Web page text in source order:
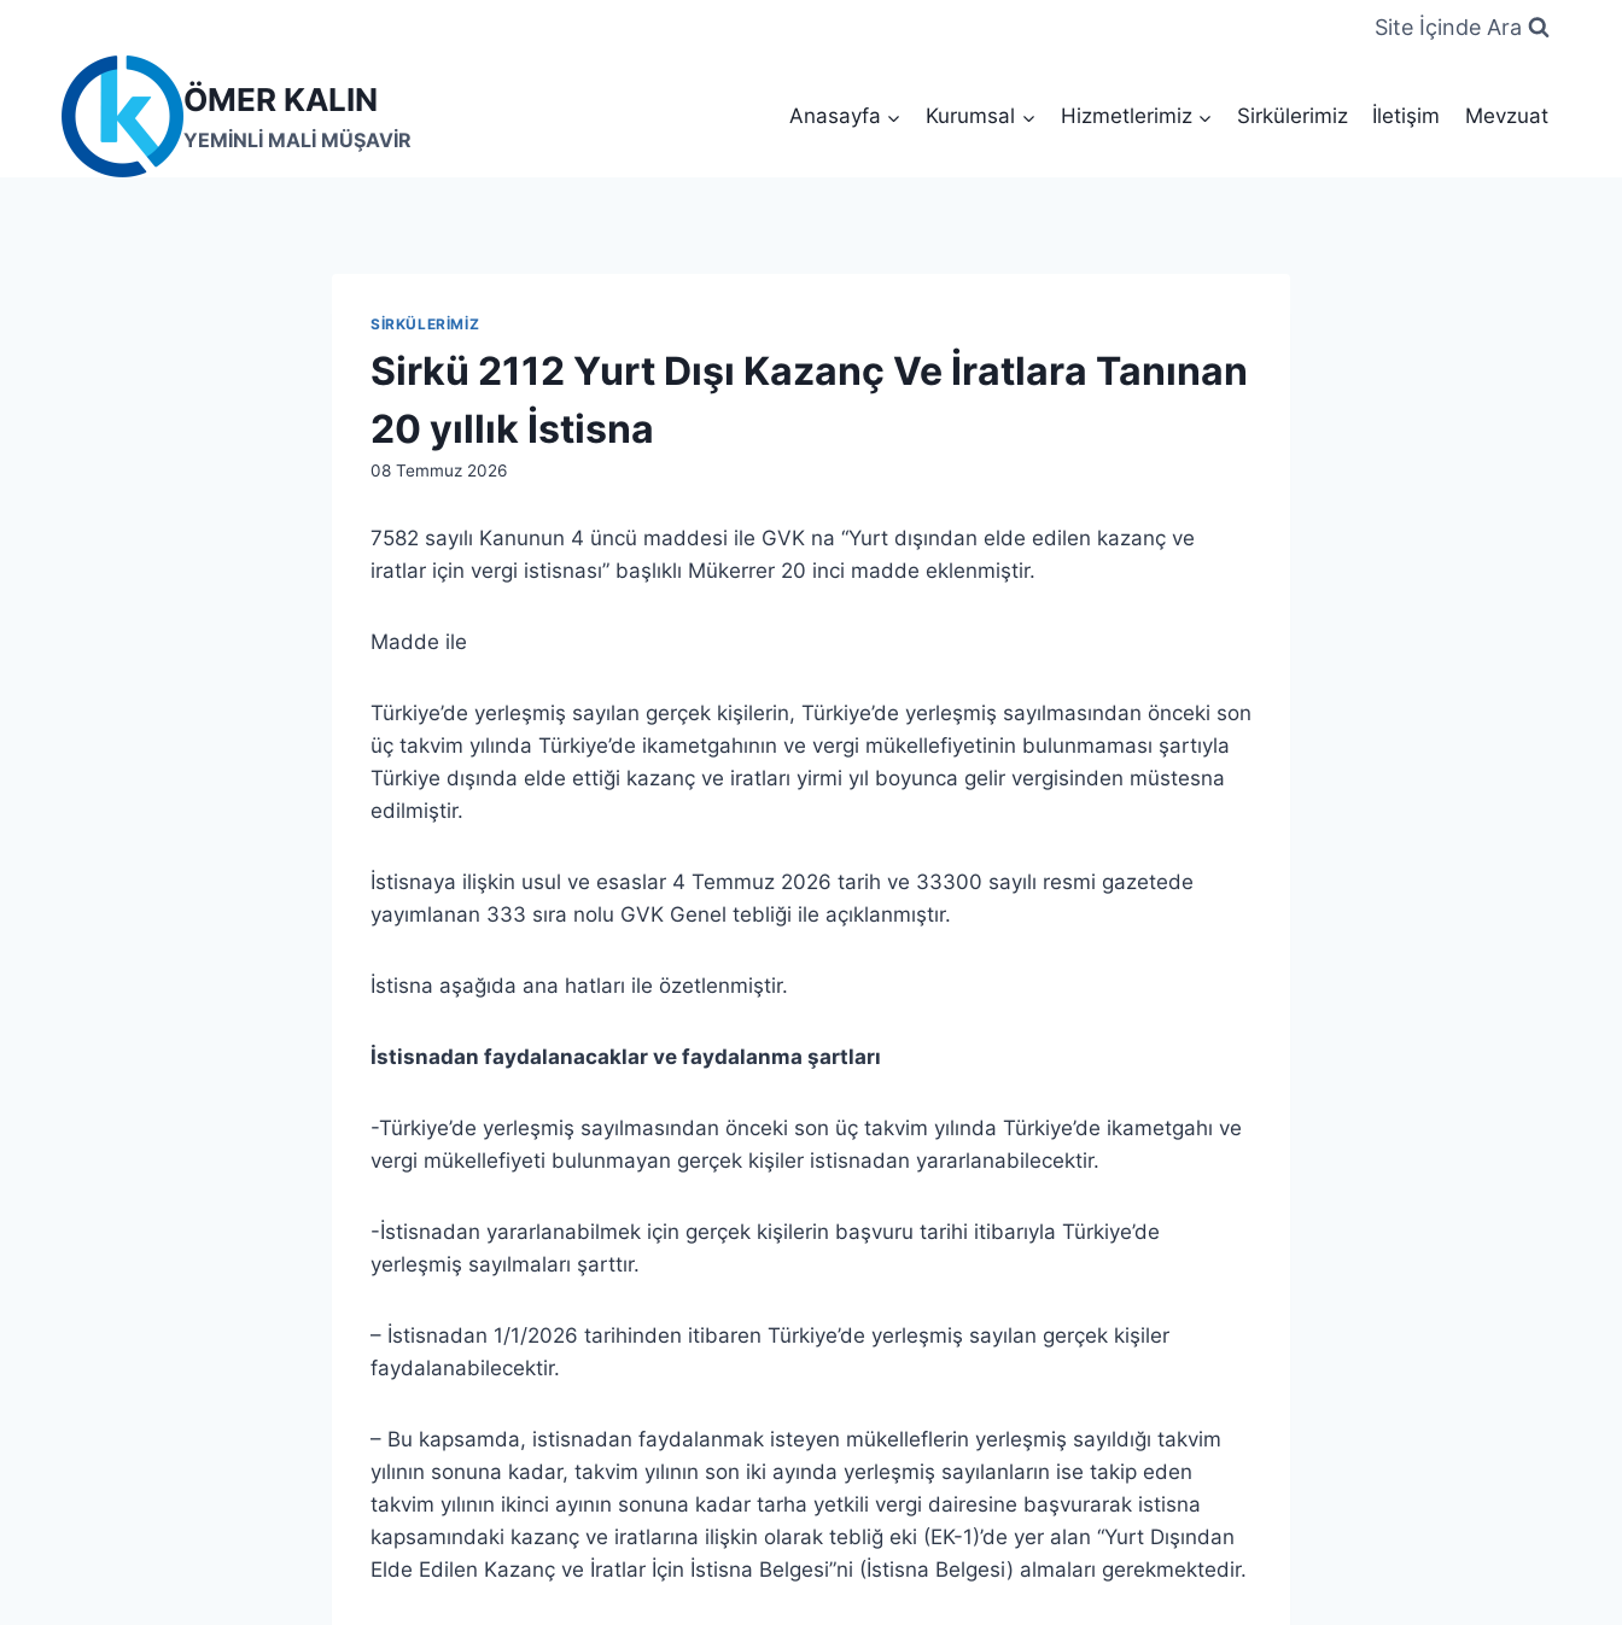
content
Site İçinde Ara
ÖMER KALIN
YEMİNLİ MALİ MÜŞAVİR
Anasayfa Kurumsal Hizmetlerimiz Sirkülerimiz İletişim Mevzuat
SIRKÜLERIMIZ
Sirkü 2112 Yurt Dışı Kazanç Ve İratlara Tanınan
20 yıllık İstisna
By
08 Temmuz 2026
7582 sayılı Kanunun 4 üncü maddesi ile GVK na “Yurt dışından elde edilen kazanç ve
iratlar için vergi istisnası” başlıklı Mükerrer 20 inci madde eklenmiştir.
Madde ile
Türkiye’de yerleşmiş sayılan gerçek kişilerin, Türkiye’de yerleşmiş sayılmasından önceki son
üç takvim yılında Türkiye’de ikametgahının ve vergi mükellefiyetinin bulunmaması şartıyla
Türkiye dışında elde ettiği kazanç ve iratları yirmi yıl boyunca gelir vergisinden müstesna
edilmiştir.
İstisnaya ilişkin usul ve esaslar 4 Temmuz 2026 tarih ve 33300 sayılı resmi gazetede
yayımlanan 333 sıra nolu GVK Genel tebliği ile açıklanmıştır.
İstisna aşağıda ana hatları ile özetlenmiştir.
İstisnadan faydalanacaklar ve faydalanma şartları
-Türkiye’de yerleşmiş sayılmasından önceki son üç takvim yılında Türkiye’de ikametgahı ve
vergi mükellefiyeti bulunmayan gerçek kişiler istisnadan yararlanabilecektir.
-İstisnadan yararlanabilmek için gerçek kişilerin başvuru tarihi itibarıyla Türkiye’de
yerleşmiş sayılmaları şarttır.
– İstisnadan 1/1/2026 tarihinden itibaren Türkiye’de yerleşmiş sayılan gerçek kişiler
faydalanabilecektir.
– Bu kapsamda, istisnadan faydalanmak isteyen mükelleflerin yerleşmiş sayıldığı takvim
yılının sonuna kadar, takvim yılının son iki ayında yerleşmiş sayılanların ise takip eden
takvim yılının ikinci ayının sonuna kadar tarha yetkili vergi dairesine başvurarak istisna
kapsamındaki kazanç ve iratlarına ilişkin olarak tebliğ eki (EK-1)’de yer alan “Yurt Dışından
Elde Edilen Kazanç ve İratlar İçin İstisna Belgesi”ni (İstisna Belgesi) almaları gerekmektedir.